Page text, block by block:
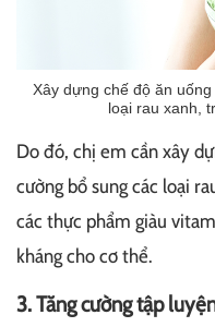
Xây dựng chế độ ăn
loại rau xanh,
Do đó, chị em cần xây
cường bổ sung các loại
các thực phẩm giàu
kháng cho cơ thể.
3. Tăng cường tập